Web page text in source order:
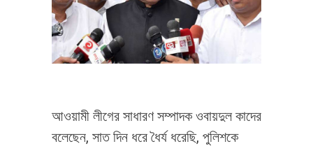
আওয়ামী লীগের সাধারণ সম্পাদক ওবায়দুল কাদের
বলেছেন, সাত দিন ধরে ধৈর্য ধরেছি, পুলিশকে